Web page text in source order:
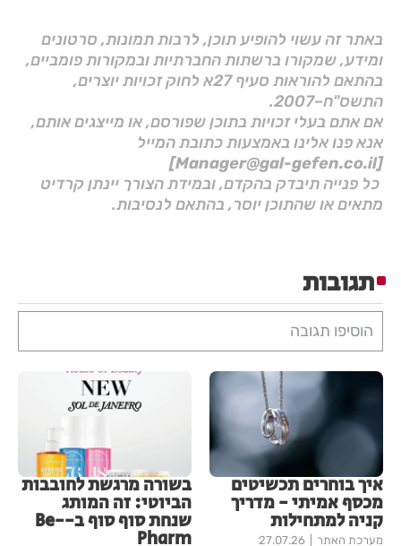
באתר זה עשוי להופיע תוכן, לרבות תמונות, סרטונים
ומידע, שמקורו ברשתות החברתיות ובמקורות פומביים,
בהתאם להוראות סעיף 27א לחוק זכויות יוצרים,
התשס"ח–2007.
אם אתם בעלי זכויות בתוכן שפורסם, או מייצגים אותם,
אנא פנו אלינו באמצעות כתובת המייל
[Manager@gal-gefen.co.il]
כל פנייה תיבדק בהקדם, ובמידת הצורך יינתן קרדיט
מתאים או שהתוכן יוסר, בהתאם לנסיבות.
תגובות
הוסיפו תגובה
איך בוחרים תכשיטים
מכסף אמיתי - מדריך
קניה למתחילות
מערכת האתר 27.07.26
בשורה מרגשת לחובבות
הביוטי: זה המותג
שנחת סוף סוף ב-Be-
Pharm